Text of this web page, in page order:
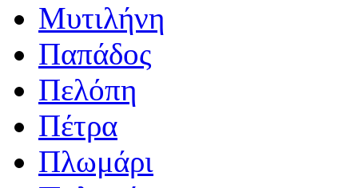
Μυτιλήνη
Παπάδος
Πελόπη
Πέτρα
Πλωμάρι